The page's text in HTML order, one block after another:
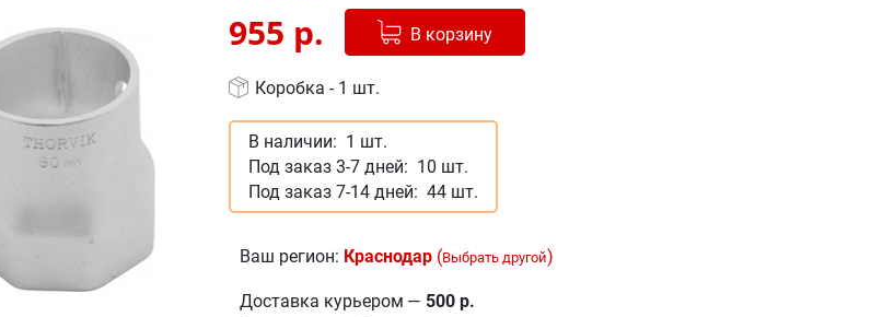
955 р. В корзину+
Добавлено в корзину
Коробка - 1 шт.
В наличии: 1 шт.
Под заказ 3-7 дней: 10 шт.
Под заказ 7-14 дней: 44 шт.
Ваш регион: Краснодар (Выбрать другой)
Доставка курьером — 500 р.